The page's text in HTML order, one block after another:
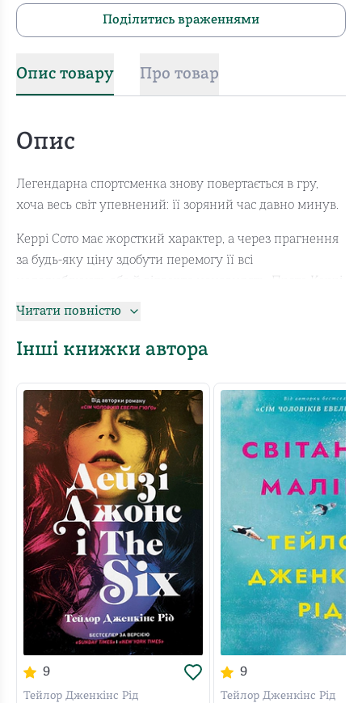
Поділитись враженнями
Опис товару Про товар
Опис
Легендарна спортсменка знову повертається в гру,
хоча весь світ упевнений: її зоряний час давно минув.
Керрі Сото має жорсткий характер, а через прагнення
за будь-яку ціну здобути перемогу її всі
завершила спортивну кар’єру як найвидатніша
здобула двадцять титулів на турнірах «Великого
вона пожертвувала майже всім, що мала.
Минає шість років після завершення кар’єри, й у 1994
році Керрі опиняється на трибунах Відкритого
чемпіонату США. Тут вона спостерігає, як молодша,
сильна й гонорова тенісистка Нікі Чан ось-ось
зрівняється з її рекордом. Тридцятисемирічна Керрі
приймає ризиковане рішення: повернутися в гру, аби
відстояти свій рекорд.
Це захопливий, незабутній, емоційний, сповнений
перемог і поразок роман Тейлор Дженкінс Рід про
справжні цінності та людську витривалість!
Читати повністю
Інші книжки автора
9
Тейлор Дженкінс Рід
9
Тейлор Дженкінс Рід